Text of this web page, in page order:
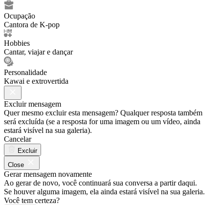
Ocupação
Cantora de K-pop
Hobbies
Cantar, viajar e dançar
Personalidade
Kawai e extrovertida
Excluir mensagem
Quer mesmo excluir esta mensagem? Qualquer resposta também
será excluída (se a resposta for uma imagem ou um vídeo, ainda
estará visível na sua galeria).
Cancelar
Excluir
Close
Gerar mensagem novamente
Ao gerar de novo, você continuará sua conversa a partir daqui.
Se houver alguma imagem, ela ainda estará visível na sua galeria.
Você tem certeza?